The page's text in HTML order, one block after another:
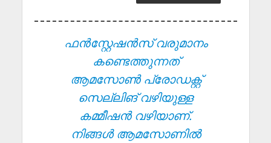
ഫൻസ്റ്റേഷൻസ് വരുമാനം
കണ്ടെത്തുന്നത്
ആമസോൺ പ്രോഡക്റ്റ്
സെല്ലിങ് വഴിയുള്ള
കമ്മീഷൻ വഴിയാണ്.
നിങ്ങൾ ആമസോണിൽ